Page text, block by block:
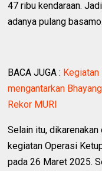
47 ribu kendaraan.
adanya pulang basamo.
BACA JUGA : Kegiatan
mengantarkan
Rekor MURI
Selain itu,
kegiatan Operasi
pada 26 Maret 2025.